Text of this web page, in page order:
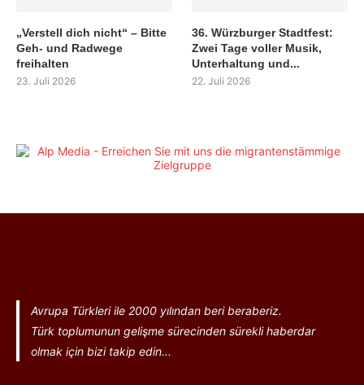
„Verstell dich nicht“ – Bitte
Geh- und Radwege
freihalten
23. Juli 2026
36. Würzburger Stadtfest:
Zwei Tage voller Musik,
Unterhaltung und...
22. Juli 2026
Avrupa Türkleri ile 2000 yılından beri beraberiz.
Türk toplumunun gelişme sürecinden sürekli haberdar
olmak için bizi takip edin...